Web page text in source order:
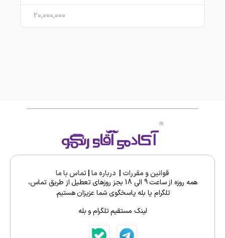
20,000,000
قوانین و مقررات | درباره ما|تماس با ما
همه روزه از ساعت 9 الی 18 بجز روزهای تعطیل از طریق تماس،
تلگرام یا بله پاسخگوی شما عزیزان هستیم.
لینک مستقیم تلگرام و بله